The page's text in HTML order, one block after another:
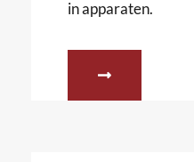
in apparaten.